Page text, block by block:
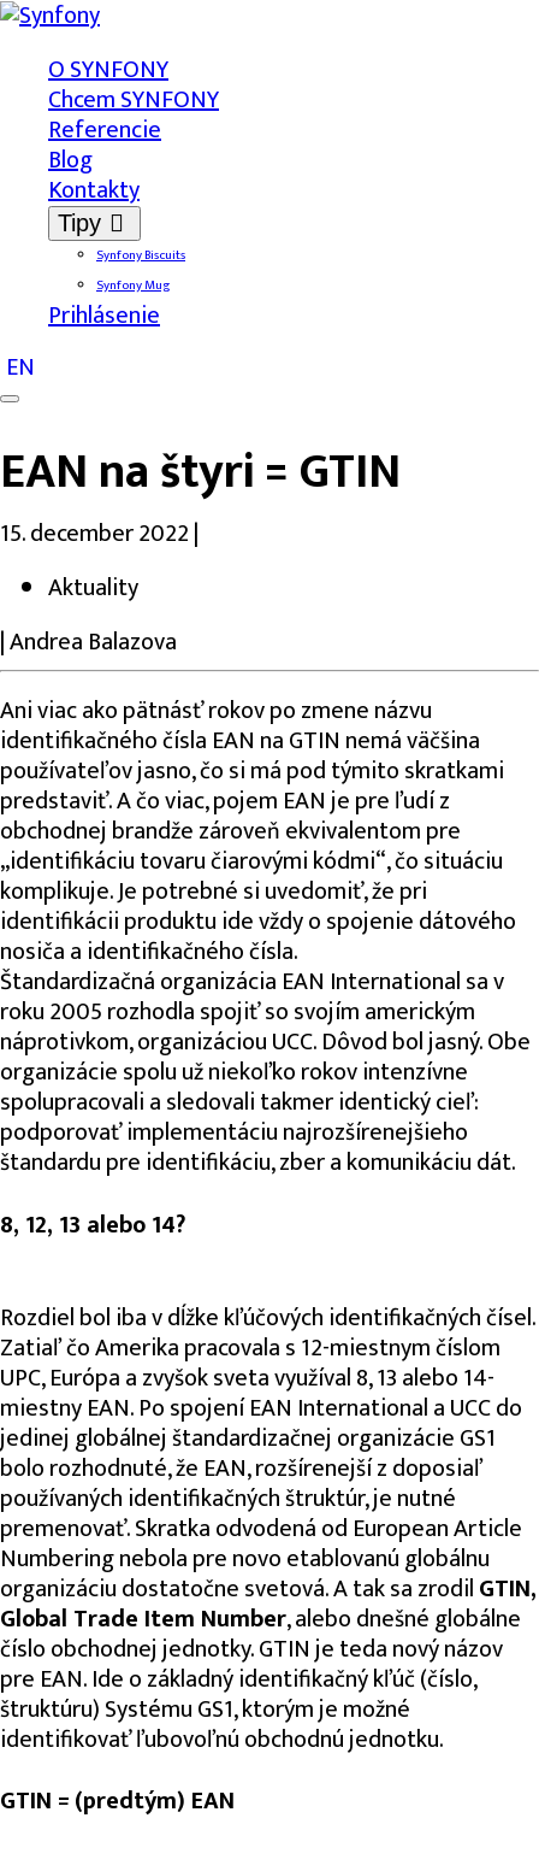
O SYNFONY
Chcem SYNFONY
Referencie
Blog
Kontakty
Tipy
Synfony Biscuits
Synfony Mug
Prihlásenie
EN
EAN na štyri = GTIN
15. december 2022|
Aktuality
|Andrea Balazova
Ani viac ako pätnásť rokov po zmene názvu
identifikačného čísla EAN na GTIN nemá väčšina
používateľov jasno, čo si má pod týmito skratkami
predstaviť. A čo viac, pojem EAN je pre ľudí z
obchodnej brandže zároveň ekvivalentom pre
„identifikáciu tovaru čiarovými kódmi“, čo situáciu
komplikuje. Je potrebné si uvedomiť, že pri
identifikácii produktu ide vždy o spojenie dátového
nosiča a identifikačného čísla.
Štandardizačná organizácia EAN International sa v
roku 2005 rozhodla spojiť so svojím americkým
náprotivkom, organizáciou UCC. Dôvod bol jasný. Obe
organizácie spolu už niekoľko rokov intenzívne
spolupracovali a sledovali takmer identický cieľ:
podporovať implementáciu najrozšírenejšieho
štandardu pre identifikáciu, zber a komunikáciu dát.
8, 12, 13 alebo 14?
Rozdiel bol iba v dĺžke kľúčových identifikačných čísel.
Zatiaľ čo Amerika pracovala s 12-miestnym číslom
UPC, Európa a zvyšok sveta využíval 8, 13 alebo 14-
miestny EAN. Po spojení EAN International a UCC do
jedinej globálnej štandardizačnej organizácie GS1
bolo rozhodnuté, že EAN, rozšírenejší z doposiaľ
používaných identifikačných štruktúr, je nutné
premenovať. Skratka odvodená od European Article
Numbering nebola pre novo etablovanú globálnu
organizáciu dostatočne svetová. A tak sa zrodilGTIN,
Global Trade Item Number, alebo dnešné globálne
číslo obchodnej jednotky. GTIN je teda nový názov
pre EAN. Ide o základný identifikačný kľúč (číslo,
štruktúru) Systému GS1, ktorým je možné
identifikovať ľubovoľnú obchodnú jednotku.
GTIN = (predtým) EAN